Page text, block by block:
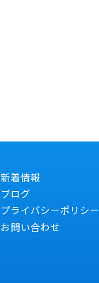
新着情報
ブログ
プライバシーポリシー
お問い合わせ